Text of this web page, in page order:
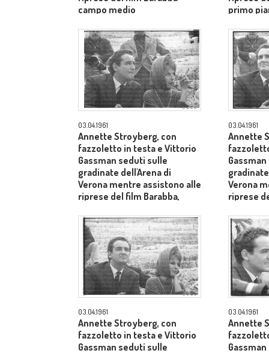
campo medio
primo
03.04.1961
Annette Stroyberg, con
fazzoletto in testa e Vittorio
Gassman seduti sulle
gradinate dell'Arena di
Verona mentre assistono alle
riprese del film Barabba,
Laurentiis - medio primo
piano
03.04.1961
Annette
Verona
riprese
03.04.1961
Annette Stroyberg, con
fazzoletto in testa e Vittorio
Gassman seduti sulle
03.04.1961
Annette